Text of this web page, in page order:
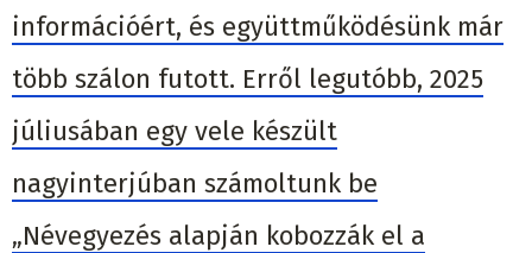
információért, és együttműködésünk már
több szálon futott. Erről legutóbb, 2025
júliusában egy vele készült
nagyinterjúban számoltunk be
„Névegyezés alapján kobozzák el a